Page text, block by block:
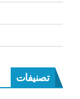
تصنيفات